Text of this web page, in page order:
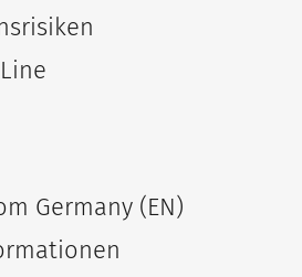
Germany (EN)